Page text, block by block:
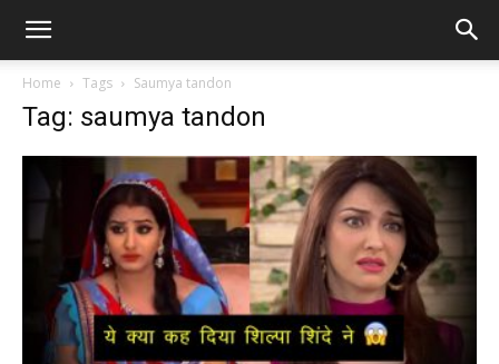
Home Tags Saumya tandon
Tag: saumya tandon